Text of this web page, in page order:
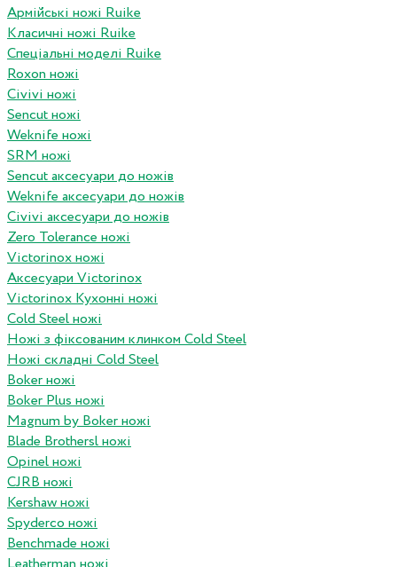
Армійські ножі Ruike
Класичні ножі Ruike
Спеціальні моделі Ruike
Roxon ножi
Civivi ножі
Sencut ножі
Weknife ножі
SRM ножі
Sencut аксесуари до ножів
Weknife аксесуари до ножів
Civivi аксесуари до ножів
Zero Tolerance ножі
Victorinox ножі
Аксесуари Victorinox
Victorinox Кухонні ножі
Cold Steel ножі
Ножі з фіксованим клинком Cold Steel
Ножі складні Cold Steel
Boker ножі
Boker Plus ножі
Magnum by Boker ножі
Blade Brothersl ножі
Opinel ножі
CJRB ножі
Kershaw ножі
Spyderco ножі
Benchmade ножі